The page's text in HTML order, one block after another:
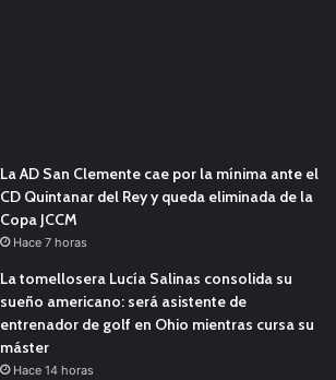
La AD San Clemente cae por la mínima ante el
CD Quintanar del Rey y queda eliminada de la
Copa JCCM
Hace 7 horas
La tomellosera Lucía Salinas consolida su
sueño americano: será asistente de
entrenador de golf en Ohio mientras cursa su
máster
Hace 14 horas